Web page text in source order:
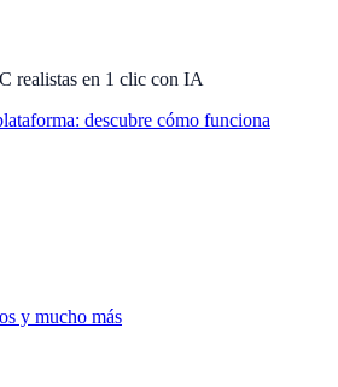
realistas en 1 clic con IA
descubre cómo funciona
y mucho más